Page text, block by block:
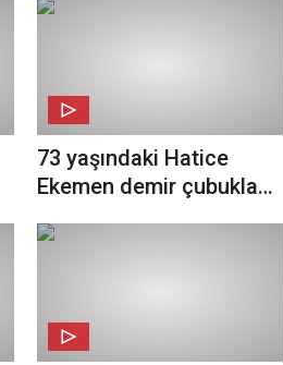
73 yaşındaki Hatice
Ekemen demir çubukla